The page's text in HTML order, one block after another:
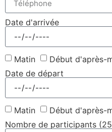
Date d'arrivée
Matin Début d'après-
Date de départ
Matin Début d'après-
Nombre de participants